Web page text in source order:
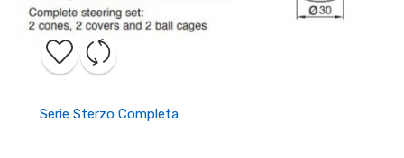
Serie Sterzo Completa